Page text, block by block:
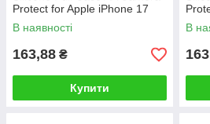
Protect for Apple iPhone 17
Pro Max 59,Berry Purple
В наявності
163,88 ₴
Купити
Pro
В